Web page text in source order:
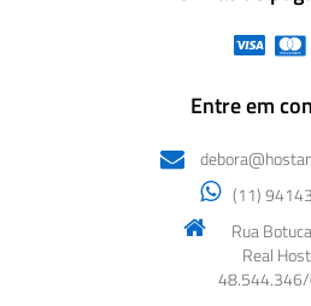
Entre em
(11)
Rua
Real